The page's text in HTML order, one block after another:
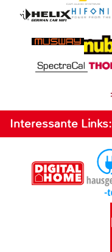
Interessante Links: